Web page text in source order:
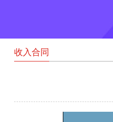
收入合同